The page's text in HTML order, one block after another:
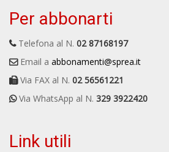
Per abbonarti
Telefona al N. 02 87168197
Email a abbonamenti@sprea.it
Via FAX al N. 02 56561221
Via WhatsApp al N. 329 3922420
Link utili